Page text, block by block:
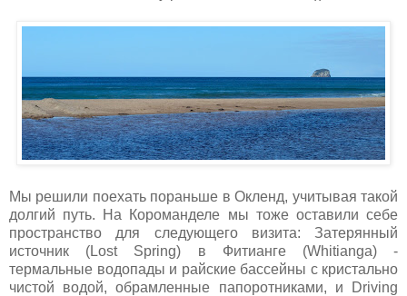
Мы решили поехать пораньше в Окленд, учитывая такой
долгий путь. На Короманделе мы тоже оставили себе
пространство для следующего визита: Затерянный
источник (Lost Spring) в Фитианге (Whitianga) -
термальные водопады и райские бассейны с кристально
чистой водой, обрамленные папоротниками, и Driving